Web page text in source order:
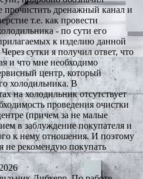
прочистить дренажный канал и
т.е. как провести
- по сути его
к изделию данной
сутки я получил ответ, что
и что мне необходимо
центр, который
холодильника. В
на холодильник отсутствует
проведения очистки
(причем за не малые
в заблуждение покупателя и
к нему отношения. И поэтому
не рекомендую покупать